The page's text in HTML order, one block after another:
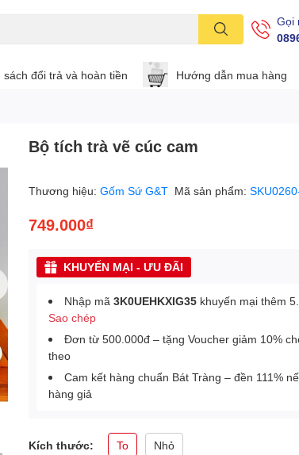
Gọi
sách đổi trả và hoàn tiền Hướng dẫn mua hàng
Bộ tích trà vẽ cúc cam
Thương hiệu:Gốm Sứ G&T Mã sản phẩm:
749.000₫
KHUYẾN MẠI - ƯU ĐÃI
Nhập mã3K0UEHKXIG35 khuyến mại thêm
Sao chép
Đơn từ 500.000đ – tặng Voucher giảm 10%
theo
Cam kết hàng chuẩn Bát Tràng – đền 111%
hàng giả
Kích thước: To Nhỏ